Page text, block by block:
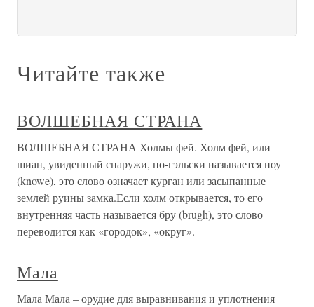
Читайте также
ВОЛШЕБНАЯ СТРАНА
ВОЛШЕБНАЯ СТРАНА Холмы фей. Холм фей, или
шиан, увиденный снаружи, по-гэльски называется ноу
(knowe), это слово означает курган или засыпанные
землей руины замка.Если холм открывается, то его
внутренняя часть называется бру (brugh), это слово
переводится как «городок», «округ».
Мала
Мала Мала – орудие для выравнивания и уплотнения